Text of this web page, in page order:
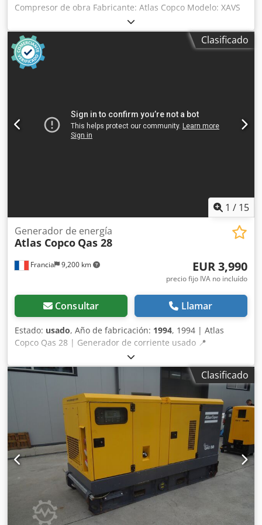
Compresor de obra Fabricante: Atlas Copco Modelo: XAVS
186 Año de fabricación: 2016 Horas de funcionamiento:
aprox. 657 h - Presión máxima: 14 bar Crsdpswubzrsfx
Andef - Caudal: máx. 11,4 m³/h - Potencia: 104 kW - Motor:
John Deere 4045HAC05 - Aftercooler - Separador de agua -
Peso: aprox. 2,45 t
Clasificado
1 / 15
Francia 9,200 km
Generador de energía
Atlas Copco Qas 28
EUR 3,990
precio fijo IVA no incluído
Consultar Llamar
Estado: usado, Año de fabricación: 1994, 1994 | Atlas
Copco Qas 28 | Generador de corriente usado 📍
Ubicación: Francia 🚛 Entrega disponible en su destino –
¡Utilice nuestra calculadora de envíos para estimar los
costes de transporte! 💰 Cómprelo ahora por 4.000 EUR o
haga una oferta. Pago a la entrega disponible por una
tarifa asequible (sujeto a aprobación)* 👷‍♂️ Inspeccionado
por un experto independiente 23 puntos de inspección, 18
aprobados ✅ 2 imperfectos ℹ️ 0 problemas ⚠️ 📌 Comentario
del inspector: Generador de 30 kVA, 77A/44A 230V/400V.
Fusibles de 40A y 16A. Se ha añadido improvisadamente
una toma adicional de 32A. Número de horas de
funcionamiento desconocido. Funciona correctamente.
Año de fabricación: 1994. 📄 ¿Desea ver la inspección
completa, fotos adicionales o un vídeo? Consejo: la
referencia “39926 Equippo” se utiliza habitualmente para
Clasificado